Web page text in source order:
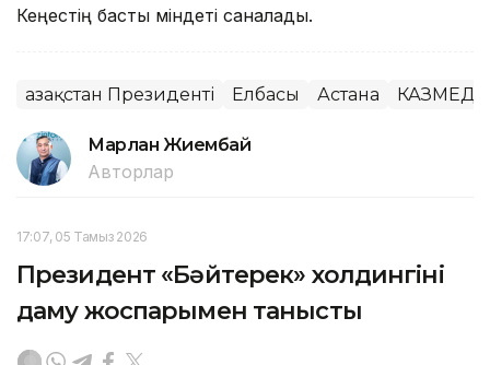
Кеңестің басты міндеті саналады.
Қазақстан Президенті Елбасы Астана
Марлан Жиембай
Авторлар
17:07, 05 Тамыз 2026
Президент «Бәйтерек» холдингінің
даму жоспарымен танысты